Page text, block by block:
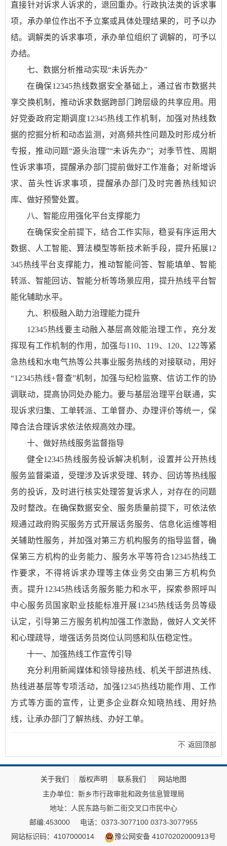
直接针对诉求人诉求的，退回重办。行政执法类的诉求事
项，承办单位作出不予立案或具体处理结果的，可予以办
结。调解类的诉求事项，承办单位组织了调解的，可予以
办结。
七、数据分析推动实现“未诉先办”
在确保12345热线数据安全基础上，通过省市数据共
享交换机制，推动诉求数据跨部门跨层级的共享应用。用
好党委政府定期调度12345热线工作机制，加强对热线数
据的挖掘分析和动态监测，对高频共性问题及时形成分析
专报，推动问题“源头治理”“未诉先办”；对季节性、周期
性诉求事项，提醒承办部门提前做好工作准备；对新增诉
求、苗头性诉求事项，提醒承办部门及时完善热线知识
库、做好预警处置。
八、智能应用强化平台支撑能力
在确保安全前提下，结合工作实际，稳妥有序运用大
数据、人工智能、算法模型等新技术新手段，提升拓展12
345热线平台支撑能力，推动智能问答、智能填单、智能
转派、智能回访、智能分析等场景应用，提升热线平台智
能化辅助水平。
九、积极融入助力治理能力提升
12345热线要主动融入基层高效能治理工作，充分发
挥现有工作机制的作用，加强与110、119、120、122等紧
急热线和水电气热等公共事业服务热线的对接联动，用好
“12345热线+督查”机制，加强与纪检监察、信访工作的协
调联动，提高协同处办能力。要与基层治理平台联通，实
现诉求归集、工单转派、工单督办、办理评价等统一，保
障合法合理诉求依法依规高效办理。
十、做好热线服务监督指导
健全12345热线服务投诉解决机制，设置并公开热线
服务监督渠道，受理涉及诉求受理、转办、回访等热线服
务的投诉，及时进行核实处理答复诉求人，对存在的问题
及时整改。在确保数据安全、服务质量前提下，可依法依
规通过政府购买服务方式开展话务服务、信息化运维等相
关辅助性服务，并加强对第三方机构服务的指导监督，确
保第三方机构的业务能力、服务水平等符合12345热线工
作要求，不得将诉求办理等主体业务交由第三方机构负
责。提升12345热线话务服务能力和水平，探索参照呼叫
中心服务员国家职业技能标准开展12345热线话务员等级
认定，引导第三方服务机构加强工作激励，做好人文关怀
和心理疏导，增强话务员岗位认同感和队伍稳定性。
十一、加强热线工作宣传引导
充分利用新闻媒体和领导接热线、机关干部进热线、
热线进基层等专项活动，加强12345热线功能作用、工作
方式等方面的宣传，让更多企业群众知晓热线、用好热
线，让承办部门了解热线、办好工单。
返回顶部
关于我们 版权声明 联系我们
网站地图
主办单位：新乡市行政审批和政务信息管理局
地址：人民东路与新二街交叉口市民中心
邮编:453000
电话：0373-3077100 0373-3077955
网站标识码：4107000014
豫公网安备 41070202000913号